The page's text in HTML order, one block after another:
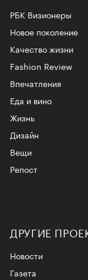
РБК Визионеры
Новое поколение
Качество жизни
Fashion Review
Впечатления
Еда и вино
Жизнь
Дизайн
Вещи
Репост
ДРУГИЕ
Новости
Газета